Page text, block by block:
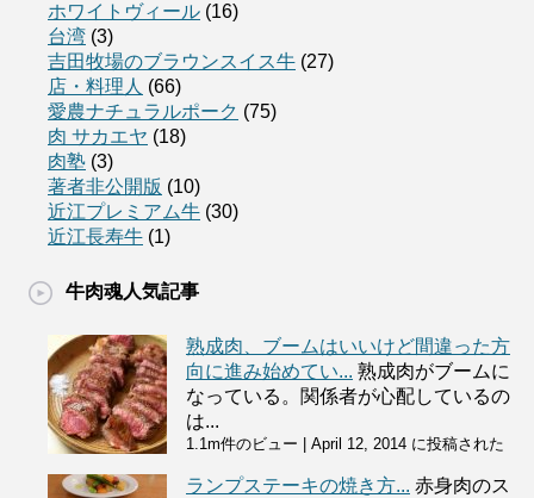
ホワイトヴィール (16)
台湾 (3)
吉田牧場のブラウンスイス牛 (27)
店・料理人 (66)
愛農ナチュラルポーク (75)
肉 サカエヤ (18)
肉塾 (3)
著者非公開版 (10)
近江プレミアム牛 (30)
近江長寿牛 (1)
牛肉魂人気記事
熟成肉、ブームはいいけど間違った方
向に進み始めてい... 熟成肉がブームに
なっている。関係者が心配しているの
は...
1.1m件のビュー April 12, 2014 に投稿された
ランプステーキの焼き方... 赤身肉のス